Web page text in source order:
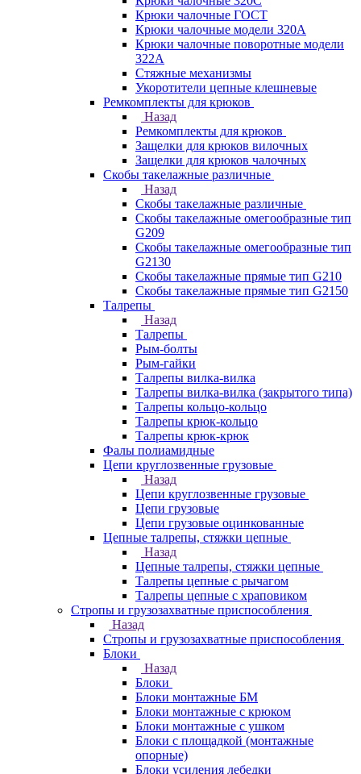
Крюки чалочные ГОСТ
Крюки чалочные модели 320А
Крюки чалочные поворотные модели
322А
Стяжные механизмы
Укоротители цепные клешневые
Ремкомплекты для крюков
Назад
Ремкомплекты для крюков
Защелки для крюков вилочных
Защелки для крюков чалочных
Скобы такелажные различные
Назад
Скобы такелажные различные
Скобы такелажные омегообразные тип
G209
Скобы такелажные омегообразные тип
G2130
Скобы такелажные прямые тип G210
Скобы такелажные прямые тип G2150
Талрепы
Назад
Талрепы
Рым-болты
Рым-гайки
Талрепы вилка-вилка
Талрепы вилка-вилка (закрытого типа)
Талрепы кольцо-кольцо
Талрепы крюк-кольцо
Талрепы крюк-крюк
Фалы полиамидные
Цепи круглозвенные грузовые
Назад
Цепи круглозвенные грузовые
Цепи грузовые
Цепи грузовые оцинкованные
Цепные талрепы, стяжки цепные
Назад
Цепные талрепы, стяжки цепные
Талрепы цепные с рычагом
Талрепы цепные с храповиком
Стропы и грузозахватные приспособления
Назад
Стропы и грузозахватные приспособления
Блоки
Назад
Блоки
Блоки монтажные БМ
Блоки монтажные с крюком
Блоки монтажные с ушком
Блоки с площадкой (монтажные
опорные)
Блоки усиления лебедки